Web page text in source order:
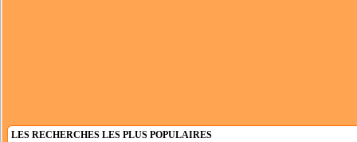
LES RECHERCHES LES PLUS POPULAIRES